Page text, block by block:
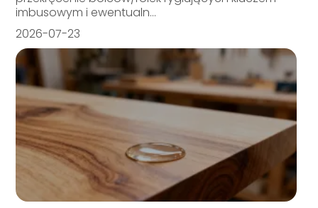
imbusowym i ewentualn...
2026-07-23